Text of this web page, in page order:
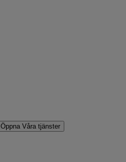
Öppna Våra tjänster